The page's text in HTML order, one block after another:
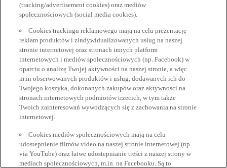
(tracking/advertisement cookies) oraz mediów
społecznościowych (social media cookies).
Cookies trackingu reklamowego mają na celu prezentację
reklam produktów i zindywidualizowanych usług na naszej
stronie internetowej oraz stronach innych platform
internetowych i mediów społecznościowych (np. Facebook) w
oparciu o analizę Twojej aktywności na naszej stronie, a więc
m.in obserwowanych produktów i usług, dodawanych ich do
Twojego koszyka, dokonanych zakupów oraz aktywności na
stronach internetowych podmiotów trzecich, w tym także
Twoich zainteresowań wywodzących się z zachowania na stronie
internetowej.
Cookies mediów społecznościowych mają na celu
udostepnienie filmów video na naszej stronie internetowej (np.
via YouTube) oraz łatwe udostepnianie treści z naszej strony w
mediach społecznościowych, m.in. na Facebooku. Są to